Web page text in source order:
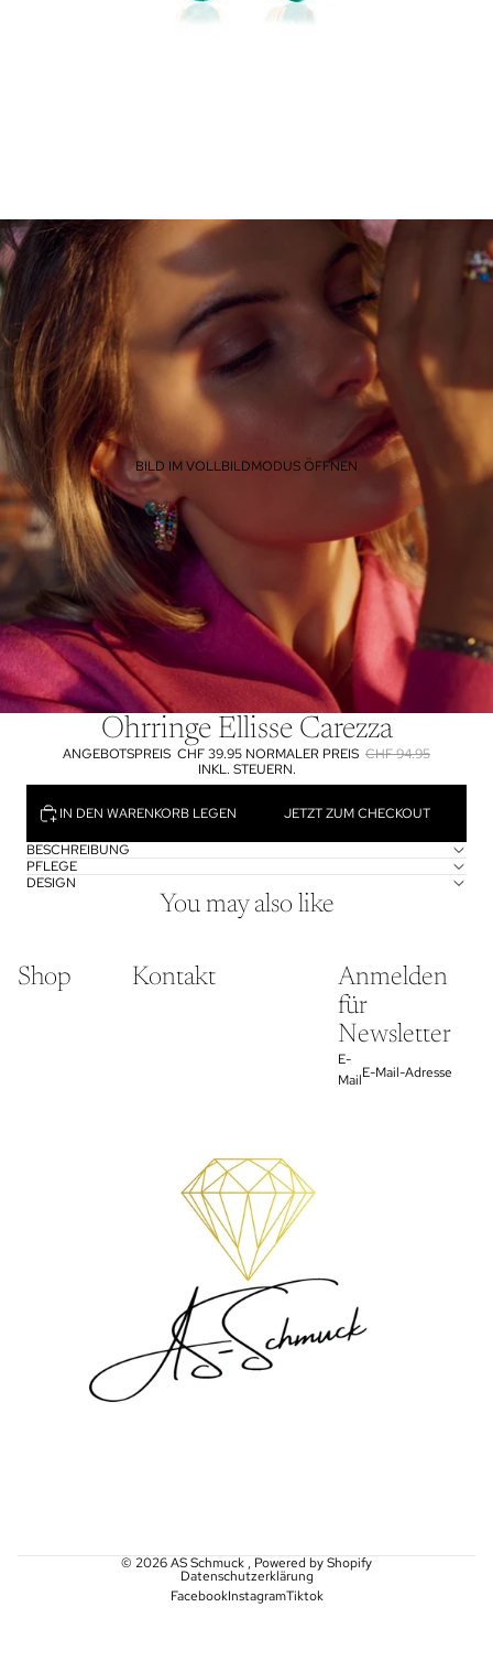
BILD IM VOLLBILDMODUS ÖFFNEN
Ohrringe Ellisse Carezza
ANGEBOTSPREIS CHF 39.95 NORMALER PREIS CHF 94.95
INKL. STEUERN.
IN DEN WARENKORB LEGEN JETZT ZUM CHECKOUT
BESCHREIBUNG
PFLEGE
DESIGN
You may also like
Shop Kontakt
Anmelden
für
Newsletter
E-
Mail
© 2026AS Schmuck , Powered by Shopify
Datenschutzerklärung
FacebookInstagramTiktok